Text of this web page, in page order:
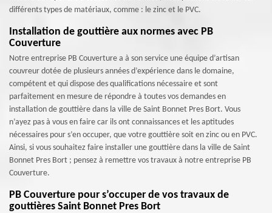
différents types de matériaux, comme : le zinc et le PVC.
Installation de gouttière aux normes avec PB
Couverture
Notre entreprise PB Couverture a à son service une équipe d’artisan
couvreur dotée de plusieurs années d’expérience dans le domaine,
compétent et qui dispose des qualifications nécessaire et sont
parfaitement en mesure de répondre à toutes vos demandes en
installation de gouttière dans la ville de Saint Bonnet Pres Bort. Vous
n’ayez pas à vous en faire car ils ont connaissances et les aptitudes
nécessaires pour s’en occuper, que votre gouttière soit en zinc ou en PVC.
Ainsi, si vous souhaitez faire installer une gouttière dans la ville de Saint
Bonnet Pres Bort ; pensez à remettre vos travaux à notre entreprise PB
Couverture.
PB Couverture pour s’occuper de vos travaux de
gouttières Saint Bonnet Pres Bort